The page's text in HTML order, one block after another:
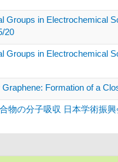
Groups in Electrochemical
20
Groups in Electrochemical
Formation of a
物の分子吸収 日本学術振